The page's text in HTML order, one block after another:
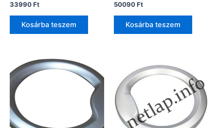
33990Ft
Kosárba teszem
50090Ft
Kosárba teszem